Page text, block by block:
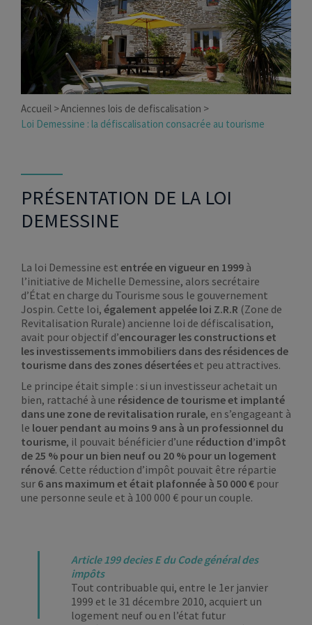
Accueil
Anciennes lois de defiscalisation
Loi Demessine : la défiscalisation consacrée au tourisme
PRÉSENTATION DE LA LOI
DEMESSINE
La loi Demessine est entrée en vigueur en 1999 à
l’initiative de Michelle Demessine, alors secrétaire
d’État en charge du Tourisme sous le gouvernement
Jospin. Cette loi, également appelée loi Z.R.R (Zone de
Revitalisation Rurale) ancienne loi de défiscalisation,
avait pour objectif d’encourager les constructions et
les investissements immobiliers dans des résidences de
tourisme dans des zones désertées et peu attractives.
Le principe était simple : si un investisseur achetait un
bien, rattaché à une résidence de tourisme et implanté
dans une zone de revitalisation rurale, en s’engageant à
le louer pendant au moins 9 ans à un professionnel du
tourisme, il pouvait bénéficier d’une réduction d’impôt
de 25 % pour un bien neuf ou 20 % pour un logement
rénové. Cette réduction d’impôt pouvait être répartie
sur 6 ans maximum et était plafonnée à 50 000 € pour
une personne seule et à 100 000 € pour un couple.
Article 199 decies E du Code général des
impôts
Tout contribuable qui, entre le 1er janvier
1999 et le 31 décembre 2010, acquiert un
logement neuf ou en l’état futur